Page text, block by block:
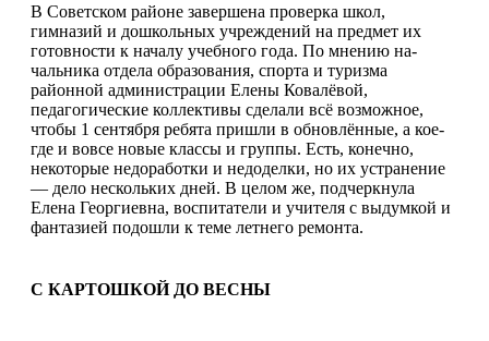
В Советском районе завер­шена проверка школ,
гимназий и дошкольных учреждений на предмет их
готовности к нача­лу учебного года. По мнению на­
чальника отдела образования, спорта и туризма
районной ад­министрации Елены Ковалё­вой,
педагогические коллективы сделали всё возможное,
чтобы 1 сентября ребята пришли в об­новлённые, а кое-
где и вовсе но­вые классы и группы. Есть, ко­нечно,
некоторые недоработки и недоделки, но их устранение
— дело нескольких дней. В целом же, подчеркнула
Елена Георги­евна, воспитатели и учителя с выдумкой и
фантазией подошли к теме летнего ремонта.
С КАРТОШКОЙ ДО ВЕСНЫ